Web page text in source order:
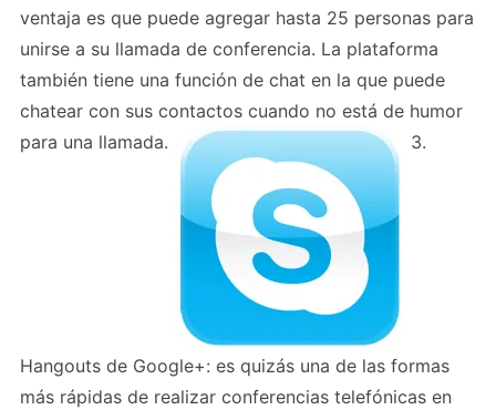
ventaja es que puede agregar hasta 25 personas para
unirse a su llamada de conferencia. La plataforma
también tiene una función de chat en la que puede
chatear con sus contactos cuando no está de humor
para una llamada.
3.
Hangouts de Google+: es quizás una de las formas
más rápidas de realizar conferencias telefónicas en